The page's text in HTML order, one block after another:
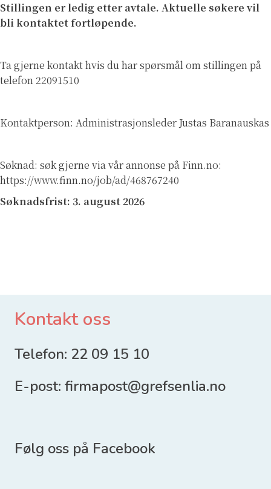
Stillingen er ledig etter avtale. Aktuelle søkere vil
bli kontaktet fortløpende.
Ta gjerne kontakt hvis du har spørsmål om stillingen på
telefon 22091510
Kontaktperson: Administrasjonsleder Justas Baranauskas
Søknad: søk gjerne via vår annonse på Finn.no:
https://www.finn.no/job/ad/468767240
Søknadsfrist: 3. august 2026
Kontakt oss
Telefon: 22 09 15 10
E-post: firmapost@grefsenlia.no
Følg oss på Facebook